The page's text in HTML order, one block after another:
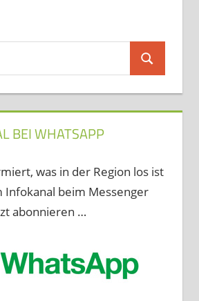
Suchen
BEI WHATSAPP
was in der Region los ist
Infokanal beim Messenger
abonnieren …